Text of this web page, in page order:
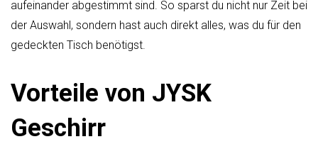
aufeinander abgestimmt sind. So sparst du nicht nur Zeit bei
der Auswahl, sondern hast auch direkt alles, was du für den
gedeckten Tisch benötigst.
Vorteile von JYSK
Geschirr